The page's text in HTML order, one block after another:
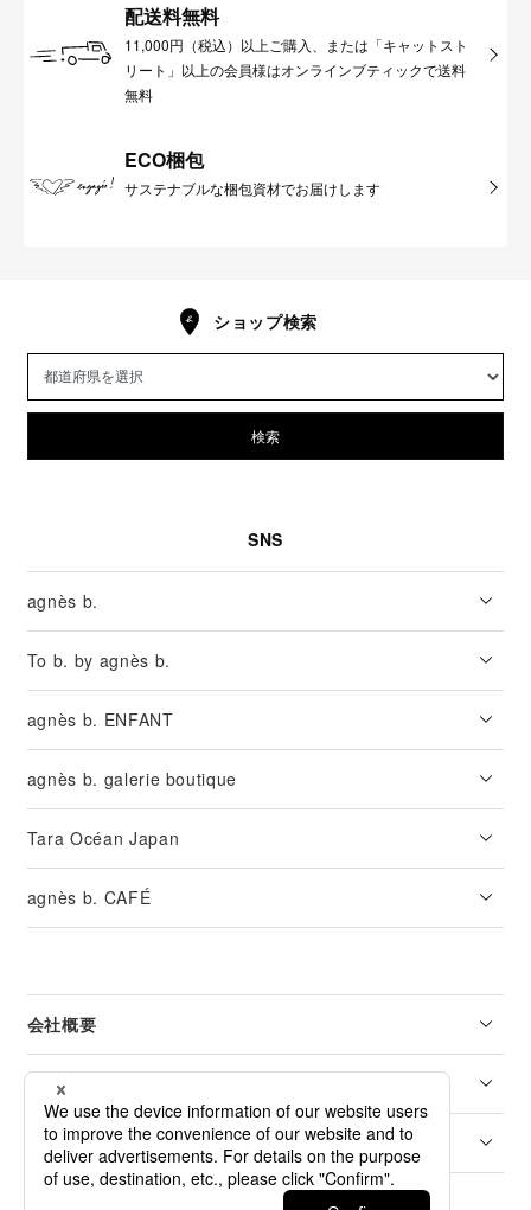
配送料無料
11,000円（税込）以上ご購入、または「キャットスト
リート」以上の会員様はオンラインブティックで送料
無料
ECO梱包
サステナブルな梱包資材でお届けします
ショップ検索
検索
SNS
agnès b.
To b. by agnès b.
agnès b. ENFANT
agnès b. galerie boutique
Tara Océan Japan
agnès b. CAFÉ
会社概要
リーガル
カスタマーサービス